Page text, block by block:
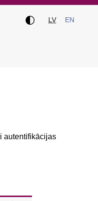
LV EN
autentifikācijas